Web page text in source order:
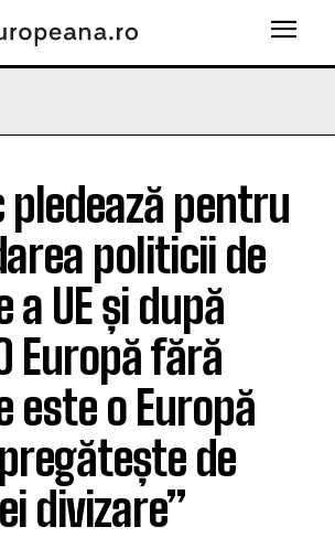
pledează pentru
politicii de
a UE și după
Europă fără
este o Europă
de
divizare”